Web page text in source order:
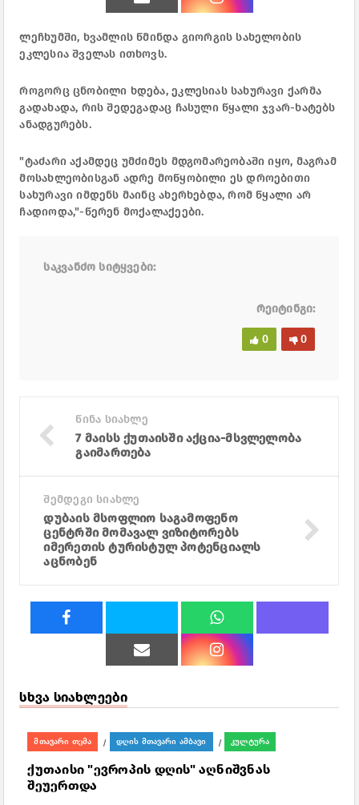
ლეჩხუმში, ხვამლის წმინდა გიორგის სახელობის
ეკლესია შველას ითხოვს.
როგორც ცნობილი ხდება, ეკლესიას სახურავი ქარმა
გადახადა, რის შედეგადაც ჩასული წყალი ჯვარ-ხატებს
ანადგურებს.
"ტაძარი აქამდეც უმძიმეს მდგომარეობაში იყო, მაგრამ
მოსახლეობისგან ადრე მოწყობილი ეს დროებითი
სახურავი იმდენს მაინც ახერხებდა, რომ წყალი არ
ჩადიოდა,"-წერენ მოქალაქეები.
საკვანძო სიტყვები:
რეიტინგი:
0 0
წინა სიახლე
7 მაისს ქუთაისში აქცია-მსვლელობა
გაიმართება
შემდეგი სიახლე
დუბაის მსოფლიო საგამოფენო
ცენტრში მომავალ ვიზიტორებს
იმერეთის ტურისტულ პოტენციალს
აცნობენ
სხვა სიახლეები
მთავარი თემა / დღის მთავარი ამბავი / კულტურა
ქუთაისი "ევროპის დღის" აღნიშვნას
შეუერთდა